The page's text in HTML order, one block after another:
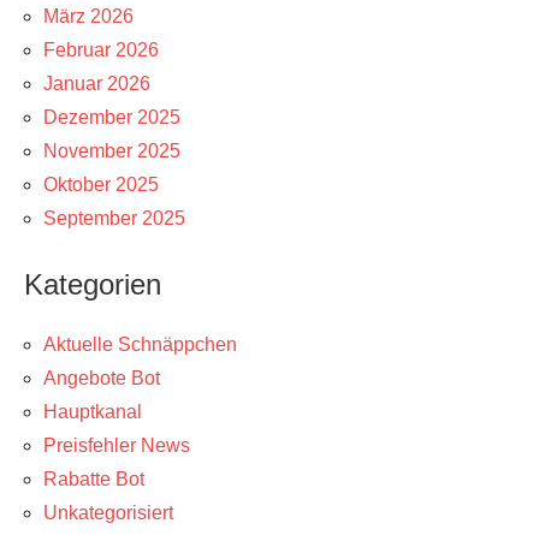
März 2026
Februar 2026
Januar 2026
Dezember 2025
November 2025
Oktober 2025
September 2025
Kategorien
Aktuelle Schnäppchen
Angebote Bot
Hauptkanal
Preisfehler News
Rabatte Bot
Unkategorisiert